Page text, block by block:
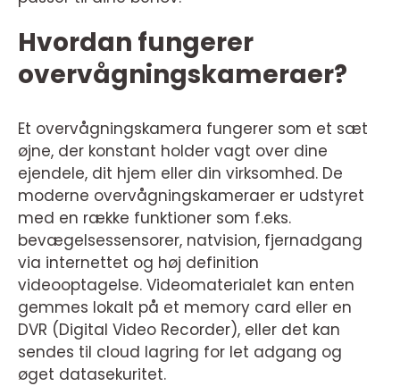
Hvordan fungerer
overvågningskameraer?
Et overvågningskamera fungerer som et sæt
øjne, der konstant holder vagt over dine
ejendele, dit hjem eller din virksomhed. De
moderne overvågningskameraer er udstyret
med en række funktioner som f.eks.
bevægelsessensorer, natvision, fjernadgang
via internettet og høj definition
videooptagelse. Videomaterialet kan enten
gemmes lokalt på et memory card eller en
DVR (Digital Video Recorder), eller det kan
sendes til cloud lagring for let adgang og
øget datasekuritet.